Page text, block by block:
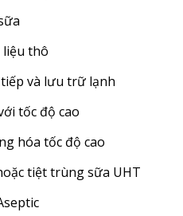
liệu thô
và lưu trữ lạnh
tốc độ cao
hóa tốc độ cao
tiệt trùng sữa UHT